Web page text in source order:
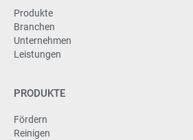
Produkte
Branchen
Unternehmen
Leistungen
PRODUKTE
Fördern
Reinigen